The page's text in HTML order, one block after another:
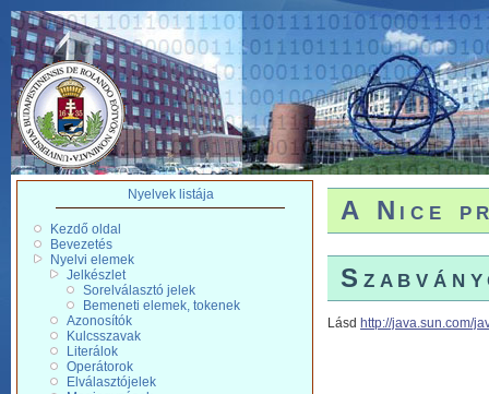
Nyelvek listája
Kezdő oldal
Bevezetés
Nyelvi elemek
Jelkészlet
Sorelválasztó jelek
Bemeneti elemek, tokenek
Azonosítók
Kulcsszavak
Literálok
Operátorok
Elválasztójelek
A Nice
Lásd http://java.sun.com/